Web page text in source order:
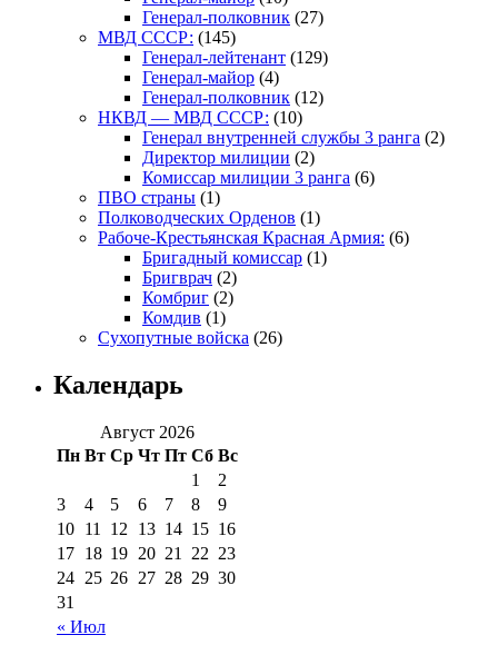
Генерал-полковник (27)
МВД СССР: (145)
Генерал-лейтенант (129)
Генерал-майор (4)
Генерал-полковник (12)
НКВД — МВД СССР: (10)
Генерал внутренней службы 3 ранга (2)
Директор милиции (2)
Комиссар милиции 3 ранга (6)
ПВО страны (1)
Полководческих Орденов (1)
Рабоче-Крестьянская Красная Армия: (6)
Бригадный комиссар (1)
Бригврач (2)
Комбриг (2)
Комдив (1)
Сухопутные войска (26)
Календарь
Август 2026
Пн Вт Ср Чт Пт Сб Вс
« Июл
1
2
3
4 5 6 7 8
9
10 11 12 13 14 15 16
17 18 19 20 21 22 23
24 25 26 27 28 29 30
31